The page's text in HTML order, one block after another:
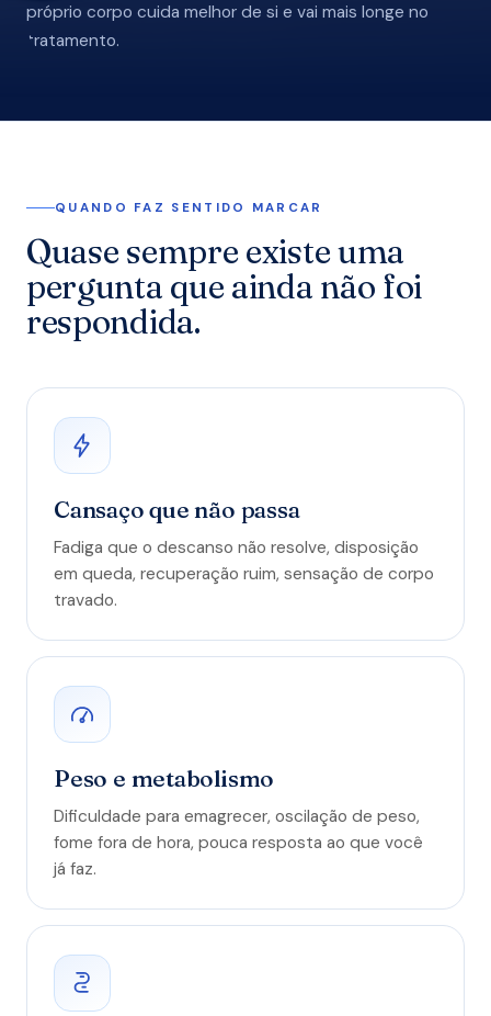
próprio corpo cuida melhor de si e vai mais longe no
tratamento.
QUANDO FAZ SENTIDO MARCAR
Quase sempre existe uma
pergunta que ainda não foi
respondida.
Cansaço que não passa
Fadiga que o descanso não resolve, disposição
em queda, recuperação ruim, sensação de corpo
travado.
Peso e metabolismo
Dificuldade para emagrecer, oscilação de peso,
fome fora de hora, pouca resposta ao que você
já faz.